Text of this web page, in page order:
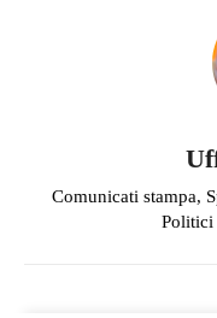
Comunicati stampa,
Politici